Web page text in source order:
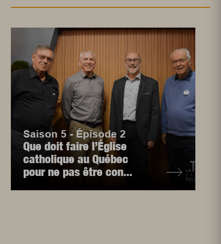
Saison 5 - Épisode 2
Que doit faire l’Église
catholique au Québec
pour ne pas être con...